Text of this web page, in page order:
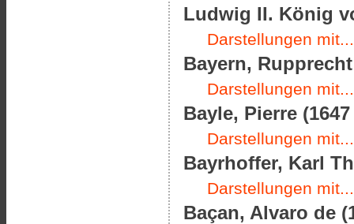
Ludwig II. König
Darstellungen mit...
Bayern,
Darstellungen mit...
Bayle, Pierre (1647
Darstellungen mit...
Bayrhoffer, Karl
Darstellungen mit...
Baçan, Alvaro de